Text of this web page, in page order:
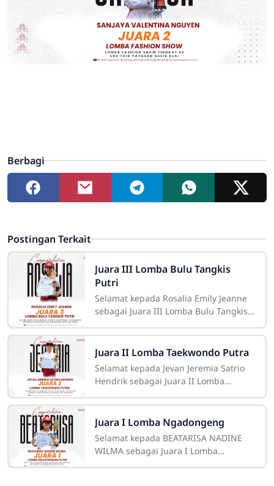
Berbagi
Postingan Terkait
Juara III Lomba Bulu Tangkis
Putri
Selamat kepada Rosalia Emily Jeanne
sebagai Juara III Lomba Bulu Tangkis
Juara II Lomba Taekwondo Putra
Selamat kepada Jevan Jeremia Satrio
Hendrik sebagai Juara II Lomba
Juara I Lomba Ngadongeng
Selamat kepada BEATARISA NADINE
WILMA sebagai Juara I Lomba